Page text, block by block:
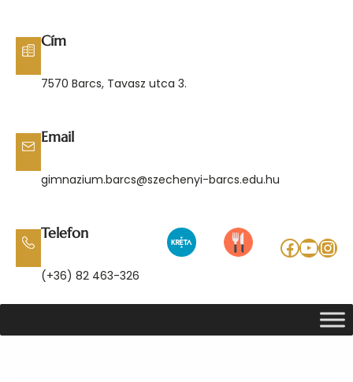
tartalomhoz
Cím
7570 Barcs, Tavasz utca 3.
Email
gimnazium.barcs@szechenyi-barcs.edu.hu
Telefon
(+36) 82 463-326